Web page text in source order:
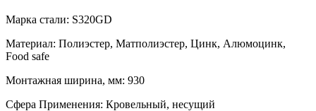
Марка стали: S320GD
Материал: Полиэстер, Матполиэстер, Цинк, Алюмоцинк,
Food safe
Монтажная ширина, мм: 930
Сфера Применения: Кровельный, несущий